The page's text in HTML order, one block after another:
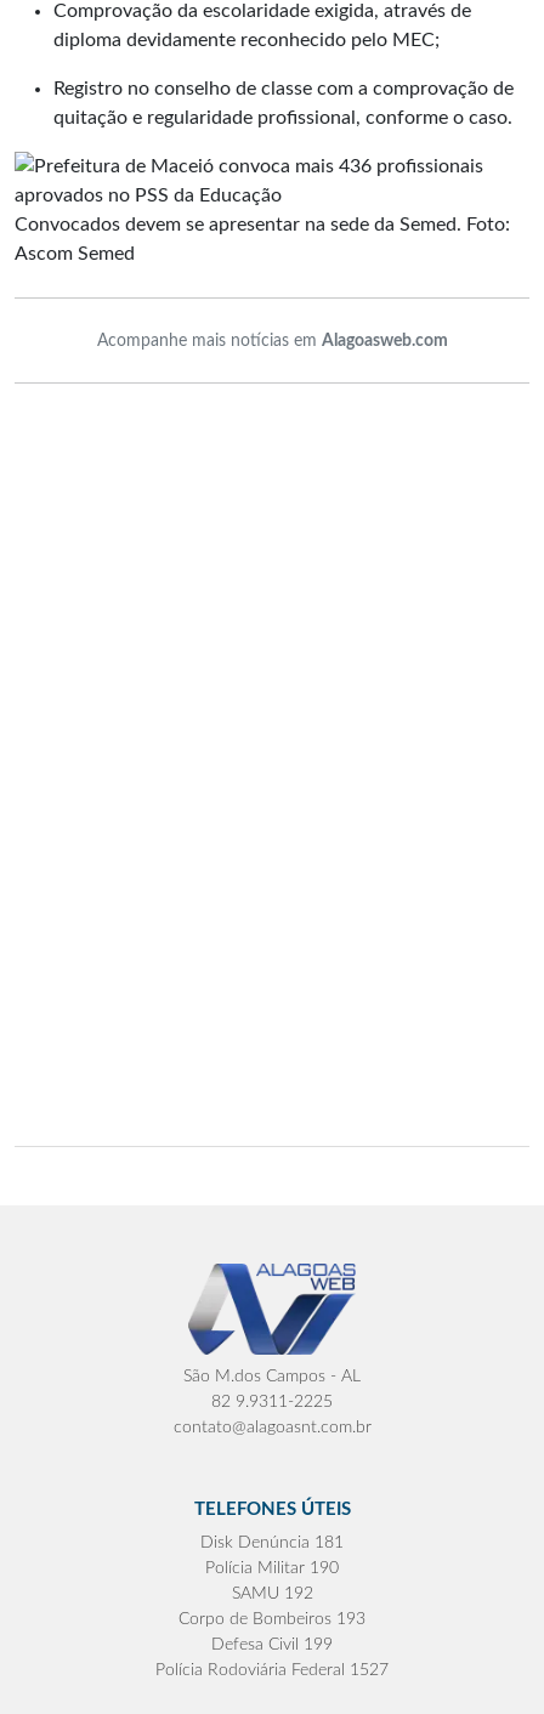
Comprovação da escolaridade exigida, através de
diploma devidamente reconhecido pelo MEC;
Registro no conselho de classe com a comprovação de
quitação e regularidade profissional, conforme o caso.
Convocados devem se apresentar na sede da Semed. Foto:
Ascom Semed
Acompanhe mais notícias em Alagoasweb.com
São M.dos Campos - AL
82 9.9311-2225
contato@alagoasnt.com.br
TELEFONES ÚTEIS
Disk Denúncia 181
Polícia Militar 190
SAMU 192
Corpo de Bombeiros 193
Defesa Civil 199
Polícia Rodoviária Federal 1527